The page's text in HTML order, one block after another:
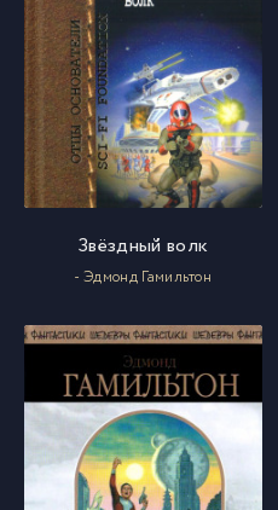
Звёздный волк
- Эдмонд Гамильтон